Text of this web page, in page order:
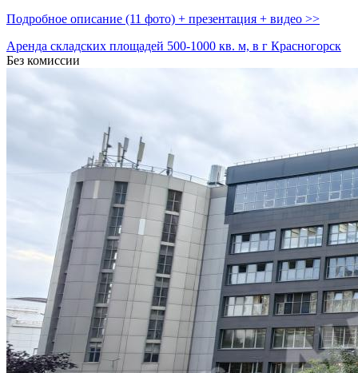
Подробное описание (11 фото) + презентация + видео >>
Аренда складских площадей 500-1000 кв. м, в г Красногорск
Без комиссии